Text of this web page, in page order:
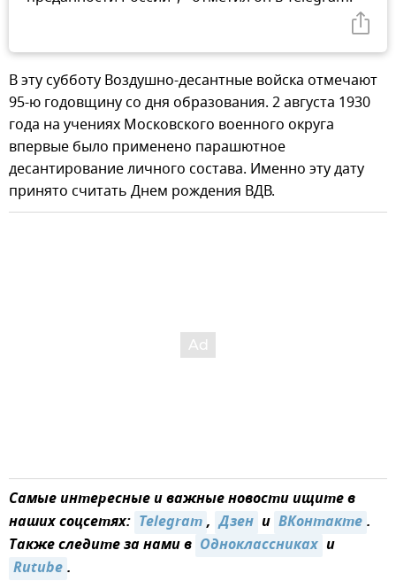
В эту субботу Воздушно-десантные войска отмечают
95-ю годовщину со дня образования. 2 августа 1930
года на учениях Московского военного округа
впервые было применено парашютное
десантирование личного состава. Именно эту дату
принято считать Днем рождения ВДВ.
Самые интересные и важные новости ищите в
наших соцсетях: Telegram, Дзен и ВКонтакте.
Также следите за нами в Одноклассниках и
Rutube.